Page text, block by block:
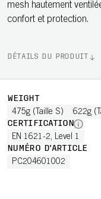
mesh hautement
confort et protection.
DÉTAILS DU PRODUIT
WEIGHT
475g (Taille S) 622g
CERTIFICATION
EN 1621-2, Level 1
NUMÉRO D'ARTICLE
PC204601002